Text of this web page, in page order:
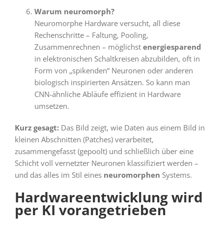
Warum neuromorph?
Neuromorphe Hardware versucht, all diese
Rechenschritte – Faltung, Pooling,
Zusammenrechnen – möglichst energiesparend
in elektronischen Schaltkreisen abzubilden, oft in
Form von „spikenden“ Neuronen oder anderen
biologisch inspirierten Ansätzen. So kann man
CNN-ähnliche Abläufe effizient in Hardware
umsetzen.
Kurz gesagt:Das Bild zeigt, wie Daten aus einem Bild in
kleinen Abschnitten (Patches) verarbeitet,
zusammengefasst (gepoolt) und schließlich über eine
Schicht voll vernetzter Neuronen klassifiziert werden –
und das alles im Stil eines neuromorphen Systems.
Hardwareentwicklung wird
per KI vorangetrieben